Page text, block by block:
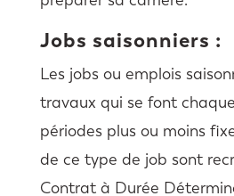
Jobs saisonniers :
Les jobs ou emplois
travaux qui se font
périodes plus ou moins
de ce type de job sont
Contrat à Durée